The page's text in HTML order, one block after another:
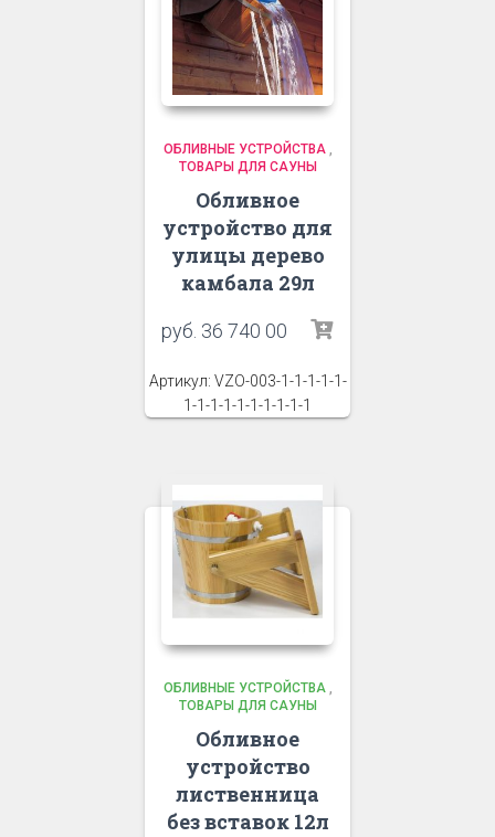
ОБЛИВНЫЕ УСТРОЙСТВА,
ТОВАРЫ ДЛЯ САУНЫ
Обливное
устройство для
улицы дерево
камбала 29л
руб. 36 740 00
Артикул: VZO-003-1-1-1-1-1-
1-1-1-1-1-1-1-1-1-1
ОБЛИВНЫЕ УСТРОЙСТВА,
ТОВАРЫ ДЛЯ САУНЫ
Обливное
устройство
лиственница
без вставок 12л